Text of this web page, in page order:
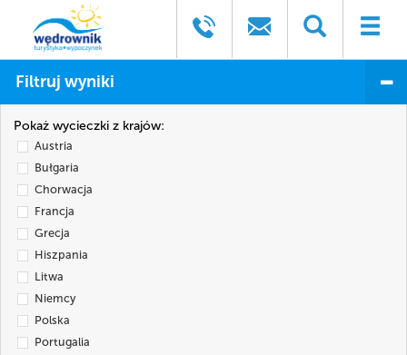
Filtruj wyniki
Pokaż wycieczki z krajów:
Austria
Bułgaria
Chorwacja
Francja
Grecja
Hiszpania
Litwa
Niemcy
Polska
Portugalia